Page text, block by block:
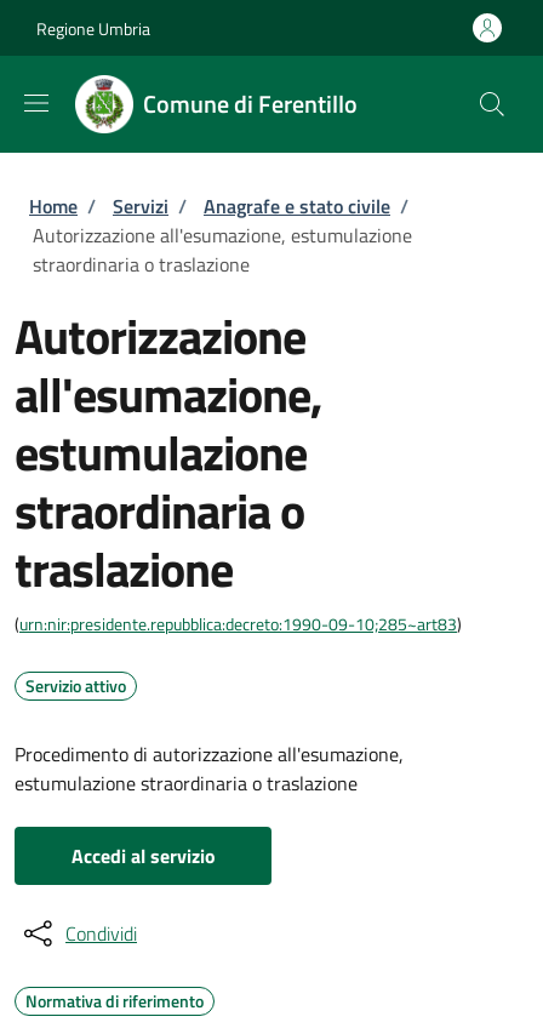
Regione Umbria
Comune di Ferentillo
Briciole di pane
Home / Servizi / Anagrafe e stato civile /
Autorizzazione all'esumazione, estumulazione
straordinaria o traslazione
Autorizzazione
all'esumazione,
estumulazione
straordinaria o
traslazione
(urn:nir:presidente.repubblica:decreto:1990-09-10;285~art83)
Servizio attivo
Procedimento di autorizzazione all'esumazione,
estumulazione straordinaria o traslazione
Accedi al servizio
Condividi
Normativa di riferimento